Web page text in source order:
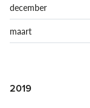
december
maart
2019